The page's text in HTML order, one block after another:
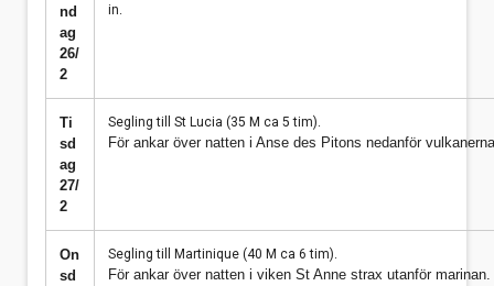
nd
ag
26/
2
in.
Ti
sd
ag
27/
2
Segling till St Lucia (35 M ca 5 tim).
För ankar över natten i Anse des Pitons nedanför
On
sd
Segling till Martinique (40 M ca 6 tim).
För ankar över natten i viken St Anne strax utanför marinan.